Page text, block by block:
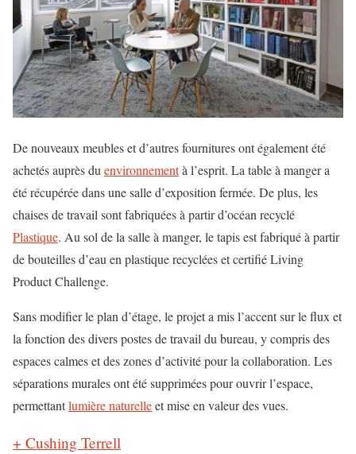
De nouveaux meubles et d’autres fournitures ont également été
achetés auprès du environnementà l’esprit. La table à manger a
été récupérée dans une salle d’exposition fermée. De plus, les
chaises de travail sont fabriquées à partir d’océan recyclé
Plastique. Au sol de la salle à manger, le tapis est fabriqué à partir
de bouteilles d’eau en plastique recyclées et certifié Living
Product Challenge.
Sans modifier le plan d’étage, le projet a mis l’accent sur le flux et
la fonction des divers postes de travail du bureau, y compris des
espaces calmes et des zones d’activité pour la collaboration. Les
séparations murales ont été supprimées pour ouvrir l’espace,
permettantlumière naturelleet mise en valeur des vues.
+ Cushing Terrell